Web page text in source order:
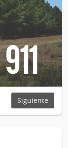
Siguiente